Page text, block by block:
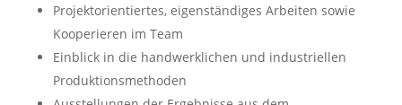
Projektorientiertes, eigenständiges Arbeiten sowie
Kooperieren im Team
Einblick in die handwerklichen und industriellen
Produktionsmethoden